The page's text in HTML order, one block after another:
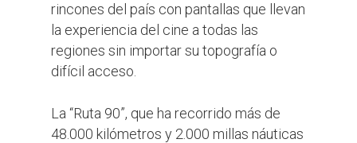
rincones del país con pantallas que llevan
la experiencia del cine a todas las
regiones sin importar su topografía o
difícil acceso.
La “Ruta 90”, que ha recorrido más de
48.000 kilómetros y 2.000 millas náuticas